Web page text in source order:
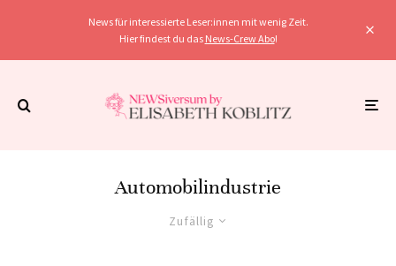
News für interessierte Leser:innen mit wenig Zeit.
Hier findest du das News-Crew Abo!
Automobilindustrie
Zufällig